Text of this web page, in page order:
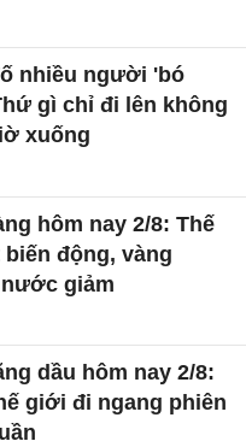
nhiều người 'bó
gì chỉ đi lên không
xuống
hôm nay 2/8: Thế
động, vàng
giảm
dầu hôm nay 2/8:
giới đi ngang phiên